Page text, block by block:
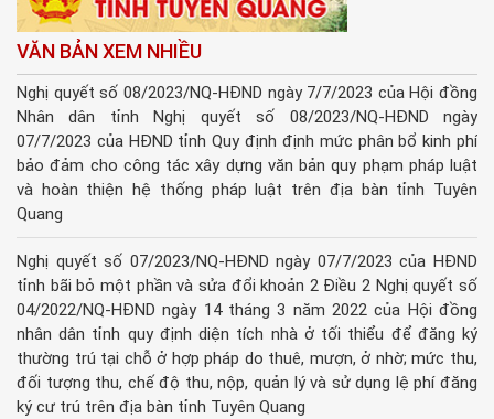
VĂN BẢN XEM NHIỀU
Nghị quyết số 08/2023/NQ-HĐND ngày 7/7/2023 của Hội đồng
Nhân dân tỉnh Nghị quyết số 08/2023/NQ-HĐND ngày
07/7/2023 của HĐND tỉnh Quy định định mức phân bổ kinh phí
bảo đảm cho công tác xây dựng văn bản quy phạm pháp luật
và hoàn thiện hệ thống pháp luật trên địa bàn tỉnh Tuyên
Quang
Nghị quyết số 07/2023/NQ-HĐND ngày 07/7/2023 của HĐND
tỉnh bãi bỏ một phần và sửa đổi khoản 2 Điều 2 Nghị quyết số
04/2022/NQ-HĐND ngày 14 tháng 3 năm 2022 của Hội đồng
nhân dân tỉnh quy định diện tích nhà ở tối thiểu để đăng ký
thường trú tại chỗ ở hợp pháp do thuê, mượn, ở nhờ; mức thu,
đối tượng thu, chế độ thu, nộp, quản lý và sử dụng lệ phí đăng
ký cư trú trên địa bàn tỉnh Tuyên Quang